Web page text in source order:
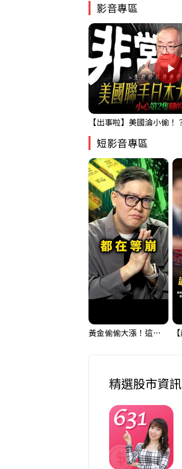
影音專區
短影音專區
黃金偷偷大漲！這才是決定台股生死的「真風向球」！｜Mr.Jimmy高志銘 #黃金 #美元指數 #聯準會
精選股市資訊